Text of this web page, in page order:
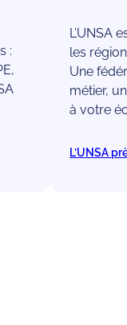
:
L’UNSA
les
Une
métier,
à votre
L’UNSA